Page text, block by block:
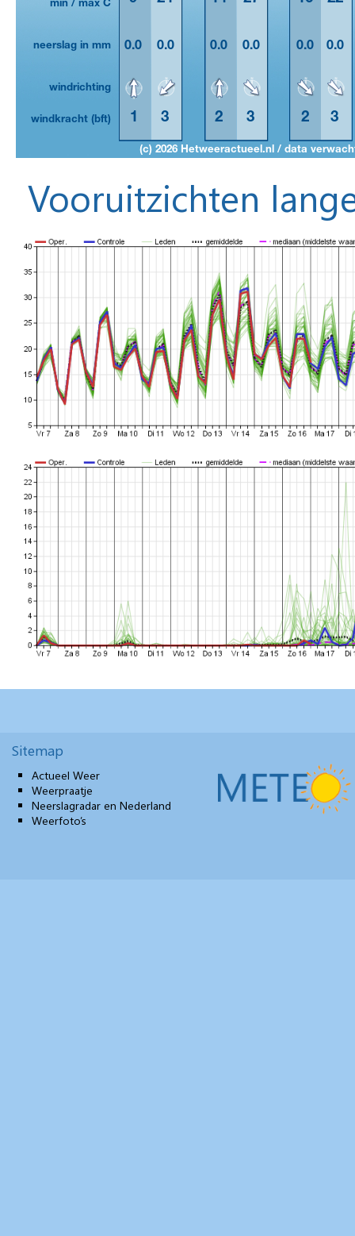
Vooruitzichten
Sitemap
Actueel Weer
Weerpraatje
Neerslagradar en Nederland
Weerfoto’s